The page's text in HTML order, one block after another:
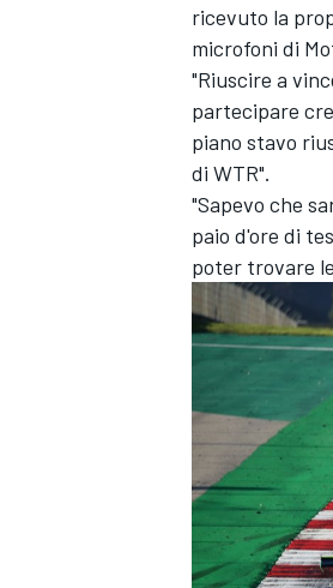
ENDURANCE/GT
ricevuto la
microfoni di
"Riuscire a
partecipare
piano stavo
di WTR".
"Sapevo che
paio d'ore di
poter trovare